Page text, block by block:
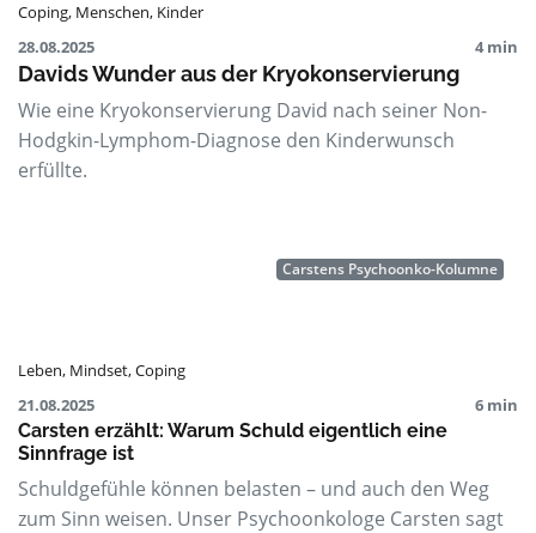
Coping, Menschen, Kinder
28.08.2025
4 min
Davids Wunder aus der Kryokonservierung
Wie eine Kryokonservierung David nach seiner Non-
Hodgkin-Lymphom-Diagnose den Kinderwunsch
erfüllte.
Carstens Psychoonko-Kolumne
Leben, Mindset,Coping
21.08.2025
6 min
Carsten erzählt: Warum Schuld eigentlich eine
Sinnfrage ist
Schuldgefühle können belasten – und auch den Weg
zum Sinn weisen. Unser Psychoonkologe Carsten sagt